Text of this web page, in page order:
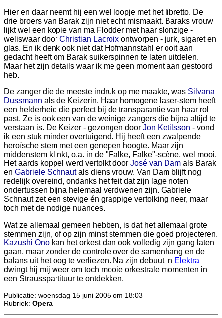
Hier en daar neemt hij een wel loopje met het libretto. De
drie broers van Barak zijn niet echt mismaakt. Baraks vrouw
lijkt wel een kopie van ma Flodder met haar slonzige -
weliswaar door Christian Lacroix ontworpen - jurk, sigaret en
glas. En ik denk ook niet dat Hofmannstahl er ooit aan
gedacht heeft om Barak suikerspinnen te laten uitdelen.
Maar het zijn details waar ik me geen moment aan gestoord
heb.
De zanger die de meeste indruk op me maakte, was Silvana
Dussmann als de Keizerin. Haar homogene laser-stem heeft
een helderheid die perfect bij de transparantie van haar rol
past. Ze is ook een van de weinige zangers die bijna altijd te
verstaan is. De Keizer - gezongen door Jon Ketilsson - vond
ik een stuk minder overtuigend. Hij heeft een zwalpende
heroïsche stem met een genepen hoogte. Maar zijn
middenstem klinkt, o.a. in de "Falke, Falke"-scène, wel mooi.
Het aards koppel werd vertolkt door José van Dam als Barak
en Gabriele Schnautals diens vrouw. Van Dam blijft nog
redelijk overeind, ondanks het feit dat zijn lage noten
ondertussen bijna helemaal verdwenen zijn. Gabriele
Schnaut zet een stevige én grappige vertolking neer, maar
toch met de nodige nuances.
Wat ze allemaal gemeen hebben, is dat het allemaal grote
stemmen zijn, of op zijn minst stemmen die goed projecteren.
Kazushi Ono kan het orkest dan ook volledig zijn gang laten
gaan, maar zonder de controle over de samenhang en de
balans uit het oog te verliezen. Na zijn debuut in Elektra
dwingt hij mij weer om toch mooie orkestrale momenten in
een Strausspartituur te ontdekken.
Publicatie: woensdag 15 juni 2005 om 18:03
Rubriek: Opera